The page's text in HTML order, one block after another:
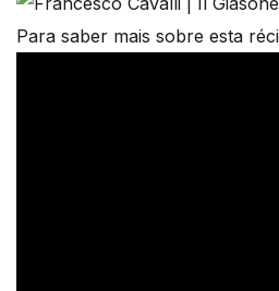
Para saber mais sobre esta